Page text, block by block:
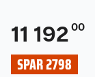
11 192 00
SPAR 2798